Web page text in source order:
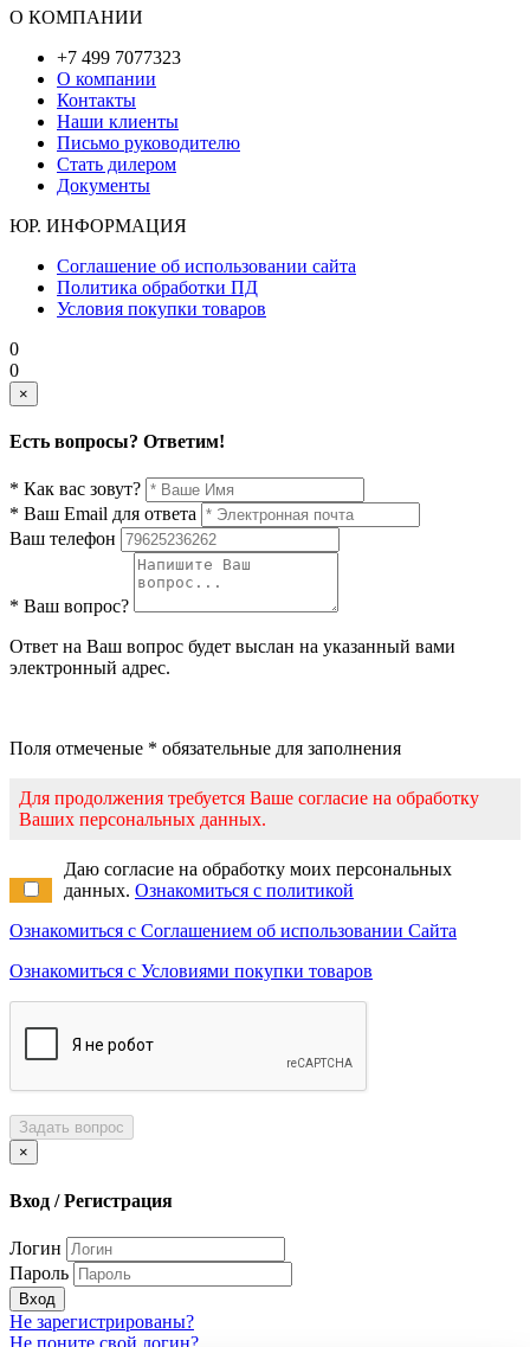
О КОМПАНИИ
+7 499 7077323
О компании
Контакты
Наши клиенты
Письмо руководителю
Стать дилером
Документы
ЮР. ИНФОРМАЦИЯ
Соглашение об использовании сайта
Политика обработки ПД
Условия покупки товаров
0
0
×
Есть вопросы? Ответим!
* Как вас зовут?
* Ваш Email для ответа
Ваш телефон
* Ваш вопрос?
Ответ на Ваш вопрос будет выслан на указанный вами
электронный адрес.
Поля отмеченые * обязательные для заполнения
Для продолжения требуется Ваше согласие на обработку
Ваших персональных данных.
Даю согласие на обработку моих персональных
данных. Ознакомиться с политикой
Ознакомиться с Соглашением об использовании Сайта
Ознакомиться с Условиями покупки товаров
Задать вопрос
×
Вход / Регистрация
Логин
Пароль
Вход
Не зарегистрированы?
Не поните свой логин?